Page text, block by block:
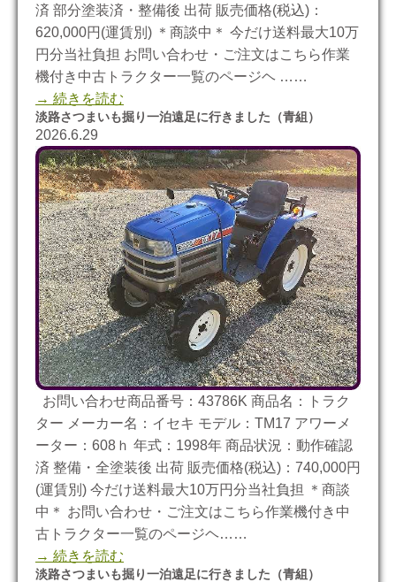
済 部分塗装済・整備後 出荷 販売価格(税込)：
620,000円(運賃別) ＊商談中＊ 今だけ送料最大10万
円分当社負担 お問い合わせ・ご注文はこちら作業
機付き中古トラクター一覧のページヘ ……
→ 続きを読む
淡路さつまいも掘り一泊遠足に行きました（青組）
2026.6.29
お問い合わせ商品番号：43786K 商品名：トラク
ター メーカー名：イセキ モデル：TM17 アワーメ
ーター：608ｈ 年式：1998年 商品状況：動作確認
済 整備・全塗装後 出荷 販売価格(税込)：740,000円
(運賃別) 今だけ送料最大10万円分当社負担 ＊商談
中＊ お問い合わせ・ご注文はこちら作業機付き中
古トラクター一覧のページヘ……
→ 続きを読む
淡路さつまいも掘り一泊遠足に行きました（青組）